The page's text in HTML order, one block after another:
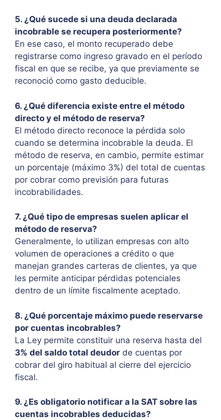
5. ¿Qué sucede si una deuda declarada
incobrable se recupera posteriormente?
En ese caso, el monto recuperado debe
registrarse como ingreso gravado en el período
fiscal en que se recibe, ya que previamente se
reconoció como gasto deducible.
6. ¿Qué diferencia existe entre el método
directo y el método de reserva?
El método directo reconoce la pérdida solo
cuando se determina incobrable la deuda. El
método de reserva, en cambio, permite estimar
un porcentaje (máximo 3%) del total de cuentas
por cobrar como previsión para futuras
incobrabilidades.
7. ¿Qué tipo de empresas suelen aplicar el
método de reserva?
Generalmente, lo utilizan empresas con alto
volumen de operaciones a crédito o que
manejan grandes carteras de clientes, ya que
les permite anticipar pérdidas potenciales
dentro de un límite fiscalmente aceptado.
8. ¿Qué porcentaje máximo puede reservarse
por cuentas incobrables?
La Ley permite constituir una reserva hasta del
3% del saldo total deudor de cuentas por
cobrar del giro habitual al cierre del ejercicio
fiscal.
9. ¿Es obligatorio notificar a la SAT sobre las
cuentas incobrables deducidas?